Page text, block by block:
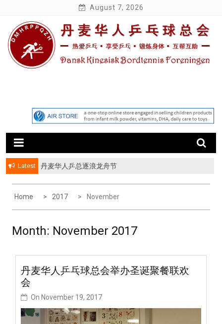
content
August 7, 2026
Latest 丹麦华人乒总逐浪龙舟节
丹华乒总第八届 “丹华杯” 友谊赛
Home 2017 November
Month: November 2017
丹麦华人乒乓球总会举办圣诞聚餐联欢
会
On November 19, 2017